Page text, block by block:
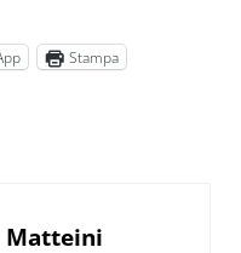
Stampa
Matteini